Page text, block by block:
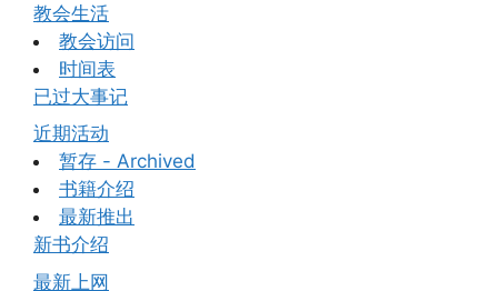
教会生活
教会访问
时间表
已过大事记
近期活动
暂存 - Archived
书籍介绍
最新推出
新书介绍
最新上网